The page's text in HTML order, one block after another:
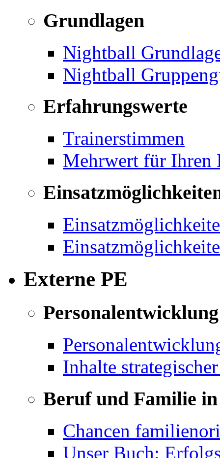
Grundlagen
Nightball
Nightball
Erfahrungswerte
Trainerstimmen
Mehrwert für Ihren
Externe PE
Inhalte
Beruf und Familie
Chancen
Unser Buch: